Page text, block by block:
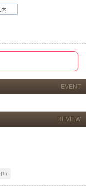
内
EVENT
REVIEW
(1)